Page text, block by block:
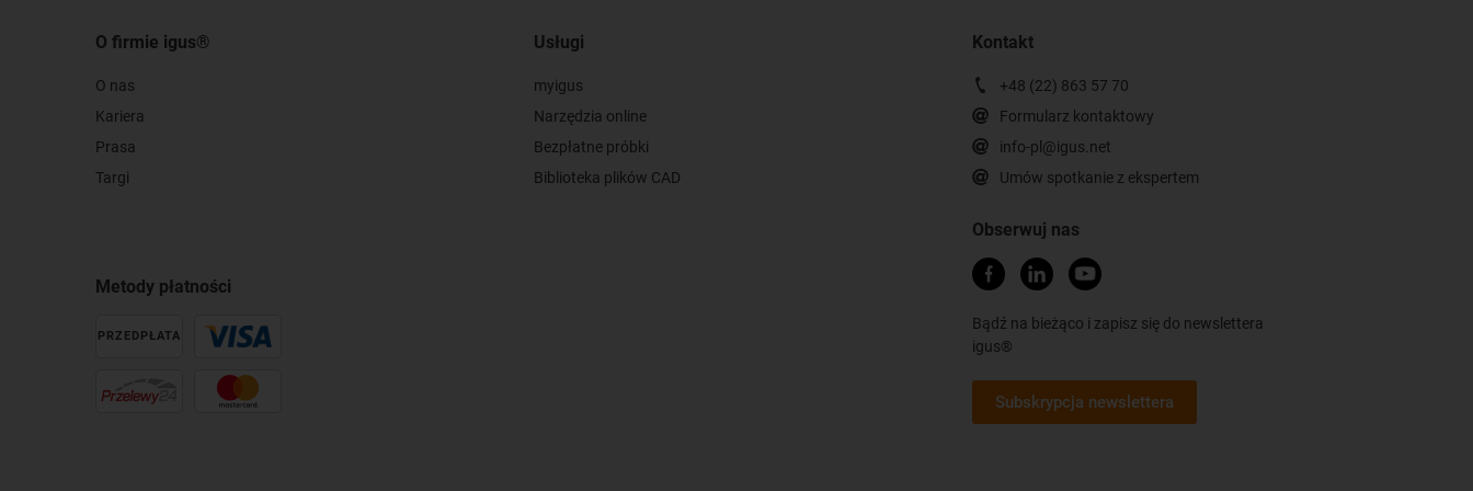
O firmie igus®
O nas
Kariera
Prasa
Targi
Usługi
myigus
Narzędzia online
Bezpłatne próbki
Biblioteka plików CAD
Kontakt
+48 (22) 863 57 70
Formularz kontaktowy
info-pl@igus.net
Umów spotkanie z ekspertem
Metody płatności
PRZEDPŁATA
Obserwuj nas
Bądź na bieżąco i zapisz się do newslettera
igus®
Subskrypcja newslettera